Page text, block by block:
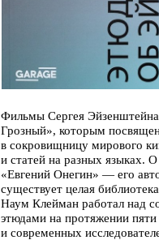
Фильмы Сергея
Грозный», которым
в сокровищницу мирового
и статей на разных языках.
«Евгений Онегин» — его
существует целая
Наум Клейман работал над
этюдами на протяжении
и современных